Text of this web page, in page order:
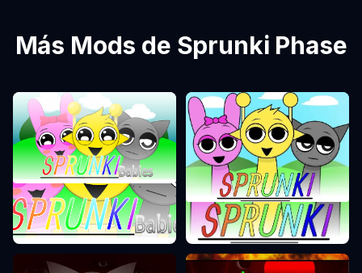
Más Mods de Sprunki Phase
Sprunki Phase 0
Sprunki Phase 1